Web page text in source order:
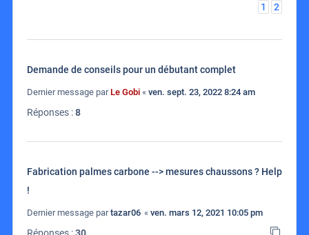
1
2
Demande de conseils pour un débutant complet
Dernier message par Le Gobi « ven. sept. 23, 2022 8:24 am
Réponses :8
Fabrication palmes carbone --> mesures chaussons ? Help
!
Dernier message partazar06 « ven. mars 12, 2021 10:05 pm
Réponses :30